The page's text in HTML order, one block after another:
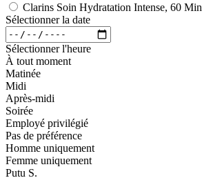
Clarins Soin Hydratation Intense, 60 Min
Sélectionner la date
Sélectionner l'heure
À tout moment
Matinée
Midi
Après-midi
Soirée
Employé privilégié
Pas de préférence
Homme uniquement
Femme uniquement
Putu S.